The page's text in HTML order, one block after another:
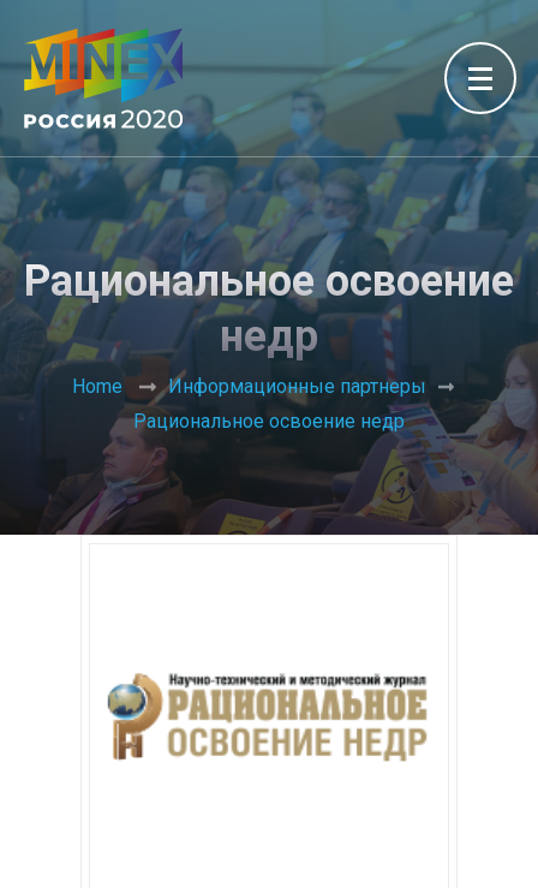
Рациональное освоение
недр
Home
Информационные партнеры
Рациональное освоение недр